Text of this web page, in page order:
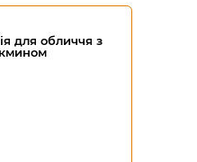
для обличчя з